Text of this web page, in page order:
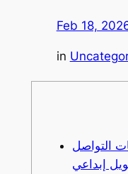
Feb 18,
in
التواصل
إبداعي